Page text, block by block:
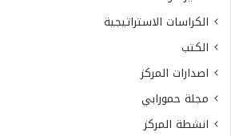
الكراسات الاستراتيجية
الكتب
اصدارات المركز
مجلة حمورابي
انشطة المركز